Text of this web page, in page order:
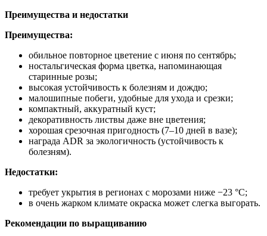
Преимущества и недостатки
Преимущества:
обильное повторное цветение с июня по сентябрь;
ностальгическая форма цветка, напоминающая
старинные розы;
высокая устойчивость к болезням и дождю;
малошипные побеги, удобные для ухода и срезки;
компактный, аккуратный куст;
декоративность листвы даже вне цветения;
хорошая срезочная пригодность (7–10 дней в вазе);
награда ADR за экологичность (устойчивость к
болезням).
Недостатки:
требует укрытия в регионах с морозами ниже −23 °C;
в очень жарком климате окраска может слегка выгорать.
Рекомендации по выращиванию